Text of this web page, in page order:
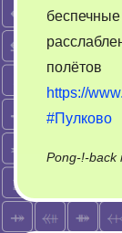
полётов
https://
#Пулково
Pong-!-back